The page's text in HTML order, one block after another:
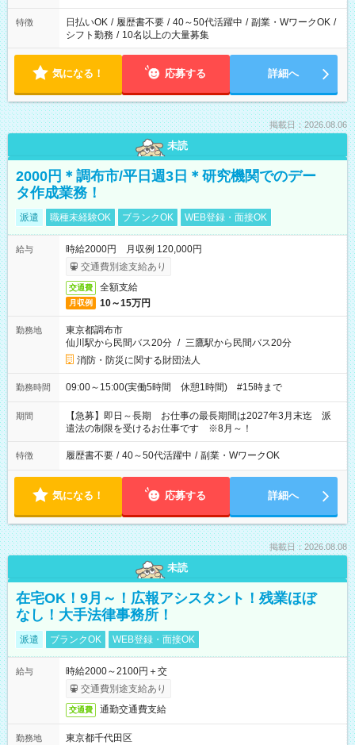
特徴 日払いOK / 履歴書不要 / 40～50代活躍中 / 副業・WワークOK /
シフト勤務 / 10名以上の大量募集
気になる！ 応募する 詳細へ
掲載日：2026.08.06
未読
2000円＊調布市/平日週3日＊研究機関でのデー
タ作成業務！
派遣 職種未経験OK ブランクOK WEB登録・面接OK
給与
時給2000円 月収例 120,000円
交通費別途支給あり
交通費 全額支給
月収例 10～15万円
勤務地
東京都調布市
仙川駅から民間バス20分 / 三鷹駅から民間バス20分
消防・防災に関する財団法人
勤務時間 09:00～15:00(実働5時間 休憩1時間) #15時まで
期間
【急募】即日～長期 お仕事の最長期間は2027年3月末迄 派
遣法の制限を受けるお仕事です ※8月～！
特徴 履歴書不要 / 40～50代活躍中 / 副業・WワークOK
気になる！ 応募する 詳細へ
掲載日：2026.08.08
未読
在宅OK！9月～！広報アシスタント！残業ほぼ
なし！大手法律事務所！
派遣 ブランクOK WEB登録・面接OK
給与
時給2000～2100円＋交
交通費別途支給あり
交通費 通勤交通費支給
勤務地
東京都千代田区